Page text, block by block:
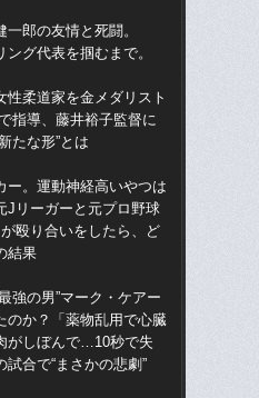
郎の友情と死闘。
グ代表を掴むまで。
性柔道家を金メダリスト
指導、藤井裕子監督に
たな形”とは
ー。運動神経高いやつは
Jリーガーと元プロ野球
殴り合いをしたら、ど
結果
強の男”マーク・ケアー
のか？「薬物乱用で心臓
がしぼんで…10秒で失
試合で“まさかの悲劇”